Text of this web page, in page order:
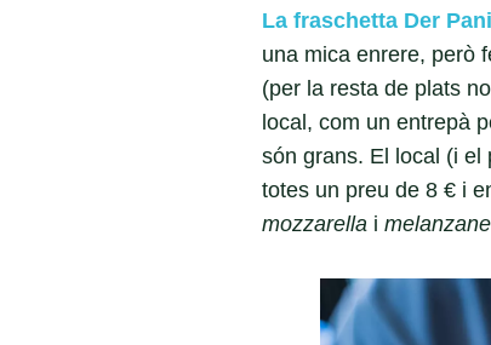
La fraschetta Der
una mica enrere, però
(per la resta de plats
local, com un entrepà
són grans. El local (i el
totes un preu de 8 € i
mozzarellai melanzane